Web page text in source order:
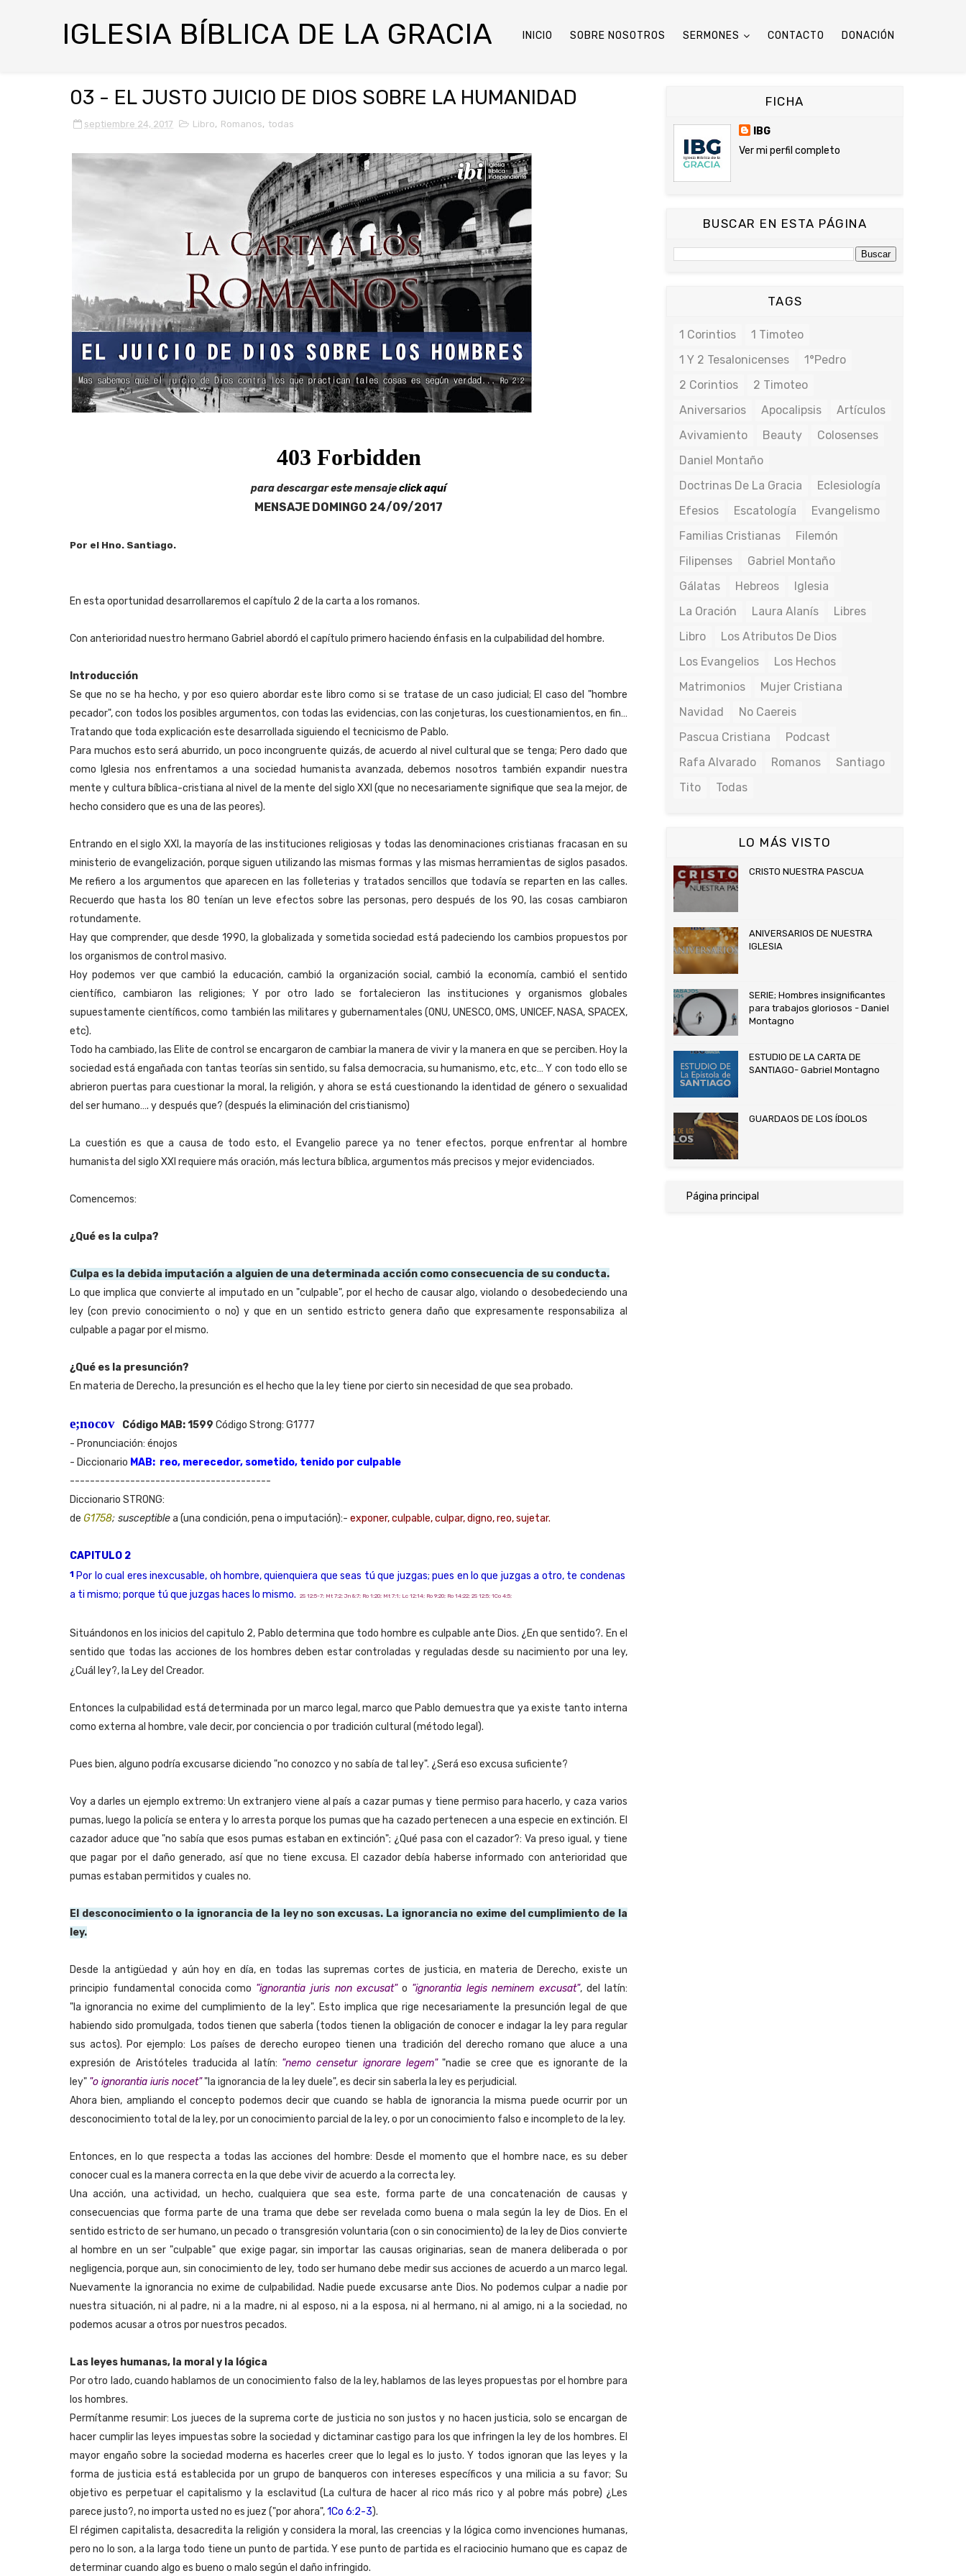
IGLESIA BÍBLICA DE LA GRACIA INICIO SOBRE NOSOTROS SERMONES CONTACTO DONACIÓN
03 - EL JUSTO JUICIO DE DIOS SOBRE LA HUMANIDAD
septiembre 24, 2017 Libro, Romanos, todas
para descargar este mensajeclick aquí
MENSAJE DOMINGO 24/09/2017
Por el Hno. Santiago.
En esta oportunidad desarrollaremos el capítulo 2 de la carta a los romanos.
Con anterioridad nuestro hermano Gabriel abordó el capítulo primero haciendo énfasis en la culpabilidad del hombre.
Introducción
Se que no se ha hecho, y por eso quiero abordar este libro como si se tratase de un caso judicial; El caso del "hombre
pecador", con todos los posibles argumentos, con todas las evidencias, con las conjeturas, los cuestionamientos, en fin…
Tratando que toda explicación este desarrollada siguiendo el tecnicismo de Pablo.
Para muchos esto será aburrido, un poco incongruente quizás, de acuerdo al nivel cultural que se tenga; Pero dado que
como Iglesia nos enfrentamos a una sociedad humanista avanzada, debemos nosotros también expandir nuestra
mente y cultura bíblica-cristiana al nivel de la mente del siglo XXI (que no necesariamente signifique que sea la mejor, de
hecho considero que es una de las peores).
Entrando en el siglo XXI, la mayoría de las instituciones religiosas y todas las denominaciones cristianas fracasan en su
ministerio de evangelización, porque siguen utilizando las mismas formas y las mismas herramientas de siglos pasados.
Me refiero a los argumentos que aparecen en las folleterias y tratados sencillos que todavía se reparten en las calles.
Recuerdo que hasta los 80 tenían un leve efectos sobre las personas, pero después de los 90, las cosas cambiaron
rotundamente.
Hay que comprender, que desde 1990, la globalizada y sometida sociedad está padeciendo los cambios propuestos por
los organismos de control masivo.
Hoy podemos ver que cambió la educación, cambió la organización social, cambió la economía, cambió el sentido
científico, cambiaron las religiones; Y por otro lado se fortalecieron las instituciones y organismos globales
supuestamente científicos, como también las militares y gubernamentales (ONU, UNESCO, OMS, UNICEF, NASA, SPACEX,
etc).
Todo ha cambiado, las Elite de control se encargaron de cambiar la manera de vivir y la manera en que se perciben. Hoy la
sociedad está engañada con tantas teorías sin sentido, su falsa democracia, su humanismo, etc, etc… Y con todo ello se
abrieron puertas para cuestionar la moral, la religión, y ahora se está cuestionando la identidad de género o sexualidad
del ser humano…. y después que? (después la eliminación del cristianismo)
La cuestión es que a causa de todo esto, el Evangelio parece ya no tener efectos, porque enfrentar al hombre
humanista del siglo XXI requiere más oración, más lectura bíblica, argumentos más precisos y mejor evidenciados.
Comencemos:
¿Qué es la culpa?
Culpa es la debida imputación a alguien de una determinada acción como consecuencia de su conducta.
Lo que implica que convierte al imputado en un "culpable", por el hecho de causar algo, violando o desobedeciendo una
ley (con previo conocimiento o no) y que en un sentido estricto genera daño que expresamente responsabiliza al
culpable a pagar por el mismo.
¿Qué es la presunción?
En materia de Derecho, la presunción es el hecho que la ley tiene por cierto sin necesidad de que sea probado.
e;nocov Código MAB: 1599 Código Strong: G1777
- Pronunciación: énojos
- Diccionario MAB: reo, merecedor, sometido, tenido por culpable
----------------------------------------
Diccionario STRONG:
de G1758; susceptiblea (una condición, pena o imputación):- exponer, culpable, culpar, digno, reo, sujetar.
CAPITULO 2
1 Por lo cual eres inexcusable, oh hombre, quienquiera que seas tú que juzgas; pues en lo que juzgas a otro, te condenas
a ti mismo; porque tú que juzgas haces lo mismo.
2S 12:5-7; Mt 7:2; Jn 8:7; Ro 1:20; Mt 7:1; Lc 12:14; Ro 9:20; Ro 14:22; 2S 12:5; 1Co 4:5;
Situándonos en los inicios del capitulo 2, Pablo determina que todo hombre es culpable ante Dios. ¿En que sentido?. En el
sentido que todas las acciones de los hombres deben estar controladas y reguladas desde su nacimiento por una ley,
¿Cuál ley?, la Ley del Creador.
Entonces la culpabilidad está determinada por un marco legal, marco que Pablo demuestra que ya existe tanto interna
como externa al hombre, vale decir, por conciencia o por tradición cultural (método legal).
Pues bien, alguno podría excusarse diciendo "no conozco y no sabía de tal ley". ¿Será eso excusa suficiente?
Voy a darles un ejemplo extremo: Un extranjero viene al país a cazar pumas y tiene permiso para hacerlo, y caza varios
pumas, luego la policía se entera y lo arresta porque los pumas que ha cazado pertenecen a una especie en extinción. El
cazador aduce que "no sabía que esos pumas estaban en extinción"; ¿Qué pasa con el cazador?: Va preso igual, y tiene
que pagar por el daño generado, así que no tiene excusa. El cazador debía haberse informado con anterioridad que
pumas estaban permitidos y cuales no.
El desconocimiento o la ignorancia de la ley no son excusas. La ignorancia no exime del cumplimiento de la
ley.
Desde la antigüedad y aún hoy en día, en todas las supremas cortes de justicia, en materia de Derecho, existe un
principio fundamental conocida como "ignorantia juris non excusat"o "ignorantia legis neminem excusat", del latín:
"la ignorancia no exime del cumplimiento de la ley". Esto implica que rige necesariamente la presunción legal de que
habiendo sido promulgada, todos tienen que saberla (todos tienen la obligación de conocer e indagar la ley para regular
sus actos). Por ejemplo: Los países de derecho europeo tienen una tradición del derecho romano que aluce a una
expresión de Aristóteles traducida al latín: "nemo censetur ignorare legem""nadie se cree que es ignorante de la
ley" "o ignorantia iuris nocet""la ignorancia de la ley duele", es decir sin saberla la ley es perjudicial.
Ahora bien, ampliando el concepto podemos decir que cuando se habla de ignorancia la misma puede ocurrir por un
desconocimiento total de la ley, por un conocimiento parcial de la ley, o por un conocimiento falso e incompleto de la ley.
Entonces, en lo que respecta a todas las acciones del hombre: Desde el momento que el hombre nace, es su deber
conocer cual es la manera correcta en la que debe vivir de acuerdo a la correcta ley.
Una acción, una actividad, un hecho, cualquiera que sea este, forma parte de una concatenación de causas y
consecuencias que forma parte de una trama que debe ser revelada como buena o mala según la ley de Dios. En el
sentido estricto de ser humano, un pecado o transgresión voluntaria (con o sin conocimiento) de la ley de Dios convierte
al hombre en un ser "culpable" que exige pagar, sin importar las causas originarias, sean de manera deliberada o por
negligencia, porque aun, sin conocimiento de ley, todo ser humano debe medir sus acciones de acuerdo a un marco legal.
Nuevamente la ignorancia no exime de culpabilidad. Nadie puede excusarse ante Dios. No podemos culpar a nadie por
nuestra situación, ni al padre, ni a la madre, ni al esposo, ni a la esposa, ni al hermano, ni al amigo, ni a la sociedad, no
podemos acusar a otros por nuestros pecados.
Las leyes humanas, la moral y la lógica
Por otro lado, cuando hablamos de un conocimiento falso de la ley, hablamos de las leyes propuestas por el hombre para
los hombres.
Permítanme resumir: Los jueces de la suprema corte de justicia no son justos y no hacen justicia, solo se encargan de
hacer cumplir las leyes impuestas sobre la sociedad y dictaminar castigo para los que infringen la ley de los hombres. El
mayor engaño sobre la sociedad moderna es hacerles creer que lo legal es lo justo. Y todos ignoran que las leyes y la
forma de justicia está establecida por un grupo de banqueros con intereses específicos y una milicia a su favor; Su
objetivo es perpetuar el capitalismo y la esclavitud (La cultura de hacer al rico más rico y al pobre más pobre) ¿Les
parece justo?, no importa usted no es juez ("por ahora",1Co 6:2-3).
El régimen capitalista, desacredita la religión y considera la moral, las creencias y la lógica como invenciones humanas,
pero no lo son, a la larga todo tiene un punto de partida. Y ese punto de partida es el raciocinio humano que es capaz de
determinar cuando algo es bueno o malo según el daño infringido.
FICHA
IBG
Ver mi perfil completo
BUSCAR EN ESTA PÁGINA
TAGS
1 Corintios
1 Timoteo
1 Y 2 Tesalonicenses
1°Pedro
2 Corintios
2 Timoteo
Aniversarios
Apocalipsis
Artículos
Avivamiento
Beauty
Colosenses
Daniel Montaño
Doctrinas De La Gracia
Eclesiología
Efesios
Escatología
Evangelismo
Familias Cristianas
Filemón
Filipenses
Gabriel Montaño
Gálatas
Hebreos
Iglesia
La Oración
Laura Alanís
Libres
Libro
Los Atributos De Dios
Los Evangelios
Los Hechos
Matrimonios
Mujer Cristiana
Navidad
No Caereis
Pascua Cristiana
Podcast
Rafa Alvarado
Romanos
Santiago
Tito
Todas
LO MÁS VISTO
CRISTO NUESTRA PASCUA
ANIVERSARIOS DE NUESTRA
IGLESIA
SERIE; Hombres insignificantes
para trabajos gloriosos - Daniel
Montagno
ESTUDIO DE LA CARTA DE
SANTIAGO- Gabriel Montagno
GUARDAOS DE LOS ÍDOLOS
Página principal